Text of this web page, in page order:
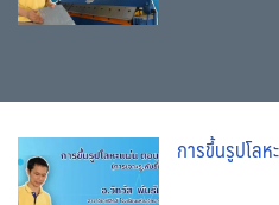
การขึ้นรูปโล